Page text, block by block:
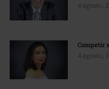
4 agosto,
Competir
4 agosto,